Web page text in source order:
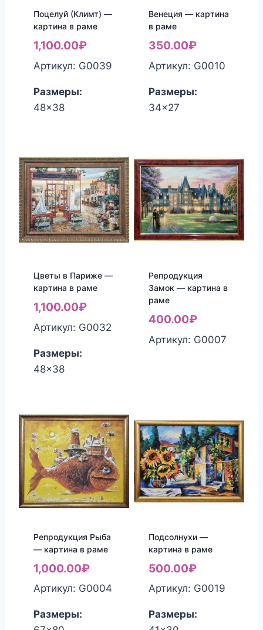
Поцелуй (Климт) —
картина в раме
1,100.00₽
Артикул: G0039
Размеры:
48x38
Венеция — картина
в раме
350.00₽
Артикул: G0010
Размеры:
34x27
Цветы в Париже —
картина в раме
1,100.00₽
Артикул: G0032
Размеры:
48x38
Репродукция
Замок — картина в
раме
400.00₽
Артикул: G0007
Репродукция Рыба
— картина в раме
1,000.00₽
Артикул: G0004
Размеры:
Подсолнухи —
картина в раме
500.00₽
Артикул: G0019
Размеры: